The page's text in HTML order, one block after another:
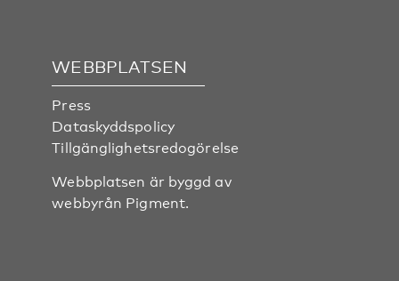
WEBBPLATSEN
Press
Dataskyddspolicy
Tillgänglighetsredogörelse
Webbplatsen är byggd av
webbyrån Pigment.